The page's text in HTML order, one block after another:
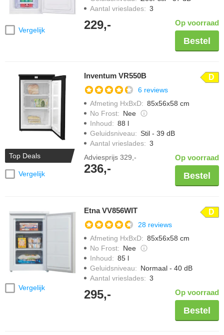
Vergelijk
Aantal vrieslades: 3
229,- Op voorraad
Bestel
Top Deals
Vergelijk
Inventum VR550B D
6 reviews
Afmeting HxBxD: 85x56x58 cm
No Frost: Nee
Inhoud: 88 l
Geluidsniveau: Stil - 39 dB
Aantal vrieslades: 3
Adviesprijs 329,-
236,-
Op voorraad
Bestel
Vergelijk
Etna VV856WIT D
28 reviews
Afmeting HxBxD: 85x56x58 cm
No Frost: Nee
Inhoud: 85 l
Geluidsniveau: Normaal - 40 dB
Aantal vrieslades: 3
295,- Op voorraad
Bestel